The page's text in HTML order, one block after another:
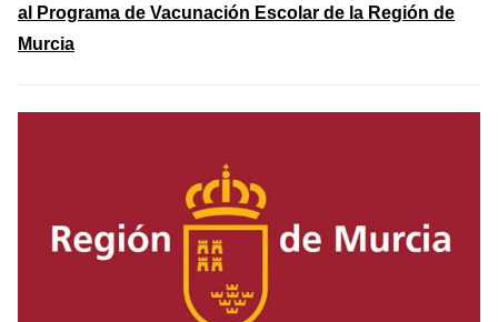
al Programa de Vacunación Escolar de la Región de
Murcia